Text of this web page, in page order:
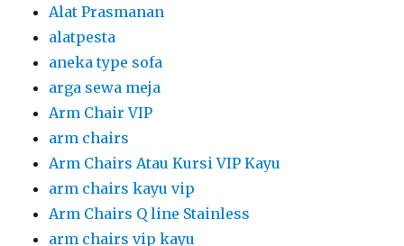
Alat Prasmanan
alatpesta
aneka type sofa
arga sewa meja
Arm Chair VIP
arm chairs
Arm Chairs Atau Kursi VIP Kayu
arm chairs kayu vip
Arm Chairs Q line Stainless
arm chairs vip kayu